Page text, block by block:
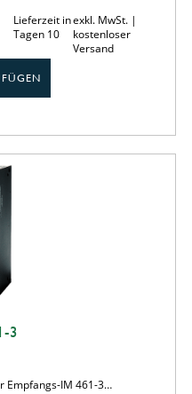
Lieferzeit in
Tagen 10
exkl. MwSt. |
kostenloser
Versand
3
Empfangs-IM 461-3…